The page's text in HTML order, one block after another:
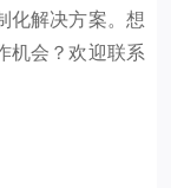
化解决方案。想
机会？欢迎联系